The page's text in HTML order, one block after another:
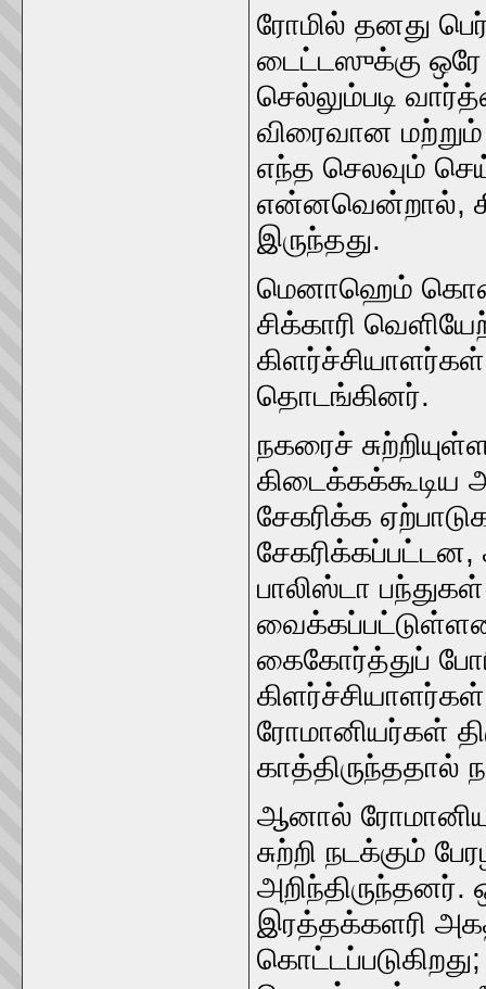
ரோமில் தனது
டைட்டஸுக்கு ஒரே
செல்லும்படி
விரைவான
எந்த செலவும்
என்னவென்றால்,
இருந்தது.
மெனாஹெம் கொலை
சிக்காரி
தொடங்கினர்.
நகரைச்
சேகரிக்க
பாலிஸ்டா
கைகோர்த்துப்
ரோமானியர்கள்
காத்திருந்ததால்
ஆனால்
சுற்றி நடக்கும்
அறிந்திருந்தனர்.
இரத்தக்களரி